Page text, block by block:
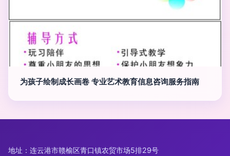
为孩子绘制成长画卷 专业艺术教育信息咨询服务指南
地址：连云港市赣榆区青口镇农贸市场5排29号